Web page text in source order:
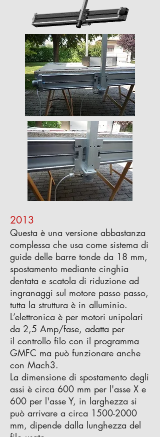
2013
Questa è una versione abbastanza
complessa che usa come sistema di
guide delle barre tonde da 18 mm,
spostamento mediante cinghia
dentata e scatola di riduzione ad
ingranaggi sul motore passo passo,
tutta la struttura è in alluminio.
L’elettronica è per motori unipolari
da 2,5 Amp/fase, adatta per
il controllo filo con il programma
GMFC ma può funzionare anche
con Mach3.
La dimensione di spostamento degli
assi è circa 600 mm per l'asse X e
600 per l'asse Y, in larghezza si
può arrivare a circa 1500-2000
mm, dipende dalla lunghezza del